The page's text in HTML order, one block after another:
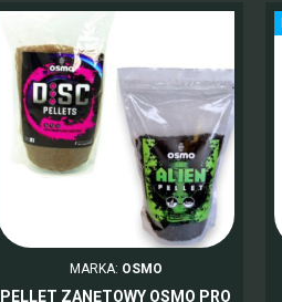
MARKA: OSMO
PELLET ZANĘTOWY OSMO PRO